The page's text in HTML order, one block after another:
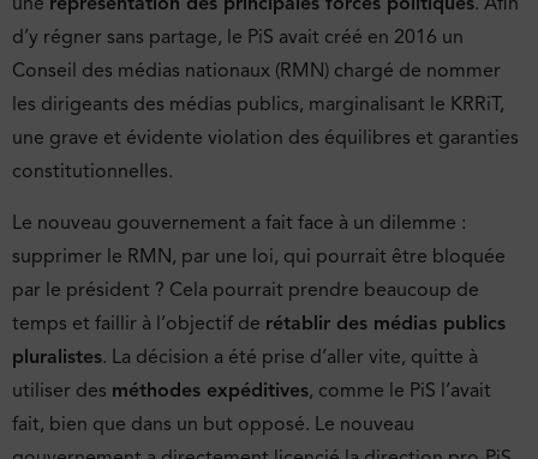
d’y régner sans partage, le PiS avait créé en 2016 un
Conseil des médias nationaux (RMN) chargé de nommer
les dirigeants des médias publics, marginalisant le KRRiT,
une grave et évidente violation des équilibres et garanties
constitutionnelles.
Le nouveau gouvernement a fait face à un dilemme :
supprimer le RMN, par une loi, qui pourrait être bloquée
par le président ? Cela pourrait prendre beaucoup de
temps et faillir à l’objectif de rétablir des médias publics
pluralistes. La décision a été prise d’aller vite, quitte à
utiliser des méthodes expéditives, comme le PiS l’avait
fait, bien que dans un but opposé. Le nouveau